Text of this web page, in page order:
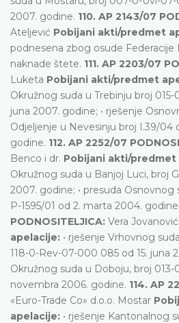
2007. godine. 110. AP 2143/07
Ateljević Pobijani akti/predmet
podnesena zbog osude
naknade štete. 111. AP 2203/07
Luketa Pobijani akti/predmet
Okružnog suda u Trebinju broj
juna 2007. godine; • rješenje
Odjeljenje u Nevesinju broj I.39/04
godine. 112. AP 2252/07
Benco i dr. Pobijani akti/predmet
Okružnog suda u Banjoj Luci, broj
2007. godine; • presuda Osnovnog
P-1595/01 od 2. marta 2004. godine.
PODNOSITELJICA: Vera Jovanović
apelacije: • rješenje Vrhovnog
118-0-Rev-07-000 085 od 15. juna
Okružnog suda u Doboju, broj 013-
novembra 2006. godine. 114. AP
«Euro-Trade Co» d.o.o. Mostar
apelacije: • rješenje Kantonalnog